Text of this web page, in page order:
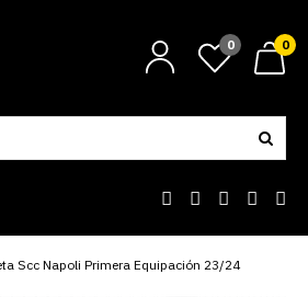
0 0
Scc Napoli Primera Equipación 23/24